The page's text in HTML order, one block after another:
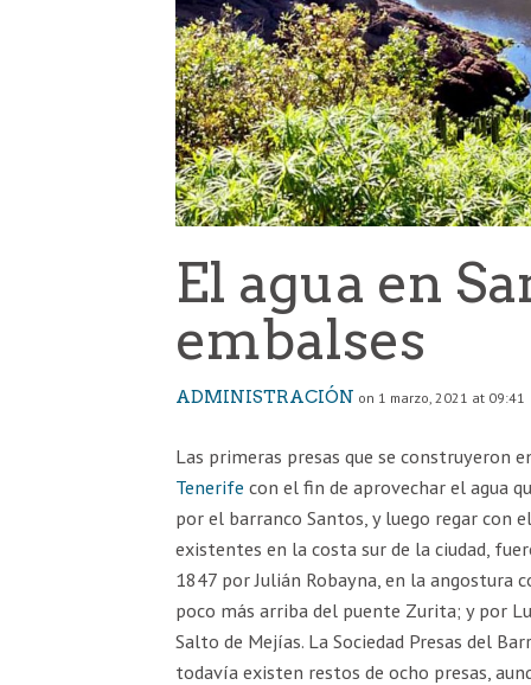
El agua en
embalses
ADMINISTRACIÓN on 1 marzo, 2021 at 09:41
Las primeras presas que se construyeron
Tenerife con el fin de aprovechar el agua
por el barranco Santos, y luego regar con
existentes en la costa sur de la ciudad,
1847 por Julián Robayna, en la angostura
poco más arriba del puente Zurita; y por
Salto de Mejías. La Sociedad Presas del
todavía existen restos de ocho presas,